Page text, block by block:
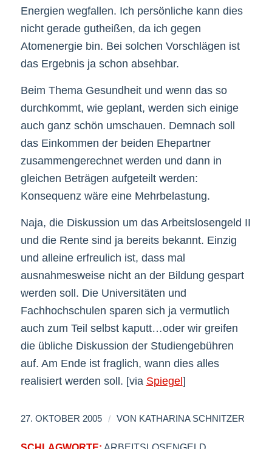
Energien wegfallen. Ich persönliche kann dies
nicht gerade gutheißen, da ich gegen
Atomenergie bin. Bei solchen Vorschlägen ist
das Ergebnis ja schon absehbar.
Beim Thema Gesundheit und wenn das so
durchkommt, wie geplant, werden sich einige
auch ganz schön umschauen. Demnach soll
das Einkommen der beiden Ehepartner
zusammengerechnet werden und dann in
gleichen Beträgen aufgeteilt werden:
Konsequenz wäre eine Mehrbelastung.
Naja, die Diskussion um das Arbeitslosengeld II
und die Rente sind ja bereits bekannt. Einzig
und alleine erfreulich ist, dass mal
ausnahmesweise nicht an der Bildung gespart
werden soll. Die Universitäten und
Fachhochschulen sparen sich ja vermutlich
auch zum Teil selbst kaputt…oder wir greifen
die übliche Diskussion der Studiengebühren
auf. Am Ende ist fraglich, wann dies alles
realisiert werden soll. [via Spiegel ]
27. OKTOBER 2005 / VON KATHARINA SCHNITZER